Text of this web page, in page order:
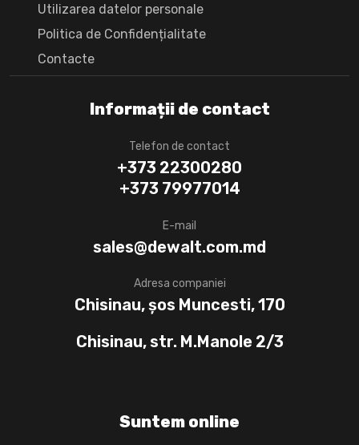
Informații de contact
Telefon de contact
+373 22300280
+373 79977014
E-mail
sales@dewalt.com.md
Adresa companiei
Chisinau, șos Muncesti, 170
Chisinau, str. M.Manole 2/3
Utilizarea datelor personale
Politica de Confidențialitate
Сontacte
Suntem online